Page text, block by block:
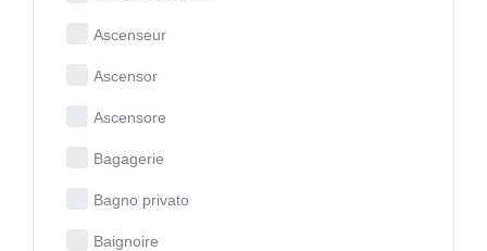
Ascenseur
Ascensor
Ascensore
Bagagerie
Bagno privato
Baignoire